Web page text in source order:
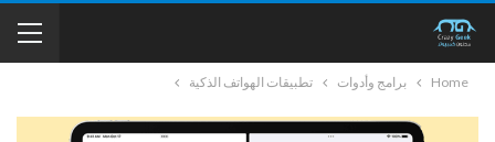
Home برامج وأدوات تطبيقات الهواتف الذكية